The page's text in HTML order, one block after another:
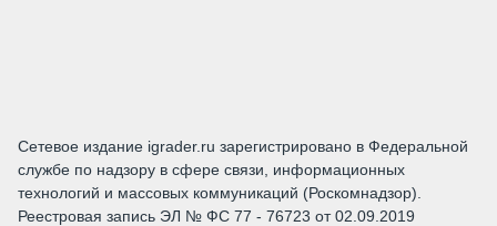
Сетевое издание igrader.ru зарегистрировано в Федеральной
службе по надзору в сфере связи, информационных
технологий и массовых коммуникаций (Роскомнадзор).
Реестровая запись ЭЛ № ФС 77 - 76723 от 02.09.2019